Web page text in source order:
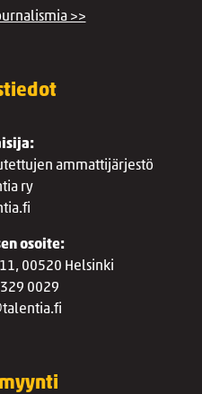
>>
ammattijärjestö
ry
osoite:
00520 Helsinki
0029